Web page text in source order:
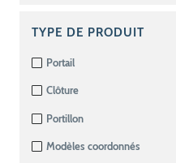
TYPE DE PRODUIT
Portail
Clôture
Portillon
Modèles coordonnés